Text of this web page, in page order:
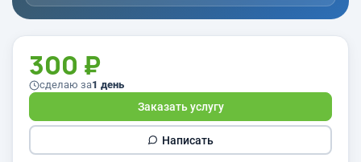
300 ₽
сделаю за1 день
Заказать услугу
Написать